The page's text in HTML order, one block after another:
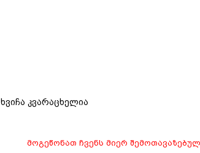
ხვიჩა კვარაცხელია
მოგეწონათ ჩვენს მიერ